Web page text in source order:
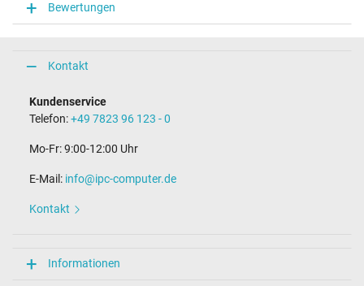
Steckertyp / -form
rund / 180° gerade
9,5 mm
Ja
Länge Anschlusskabel (m) (ca.)
Länge / Breite / Höhe
Weitere Daten
Bewertungen
Kontakt
Kundenservice
Telefon:+49 7823 96 123 - 0
Mo-Fr: 9:00-12:00 Uhr
E-Mail: info@ipc-computer.de
Kontakt
Informationen